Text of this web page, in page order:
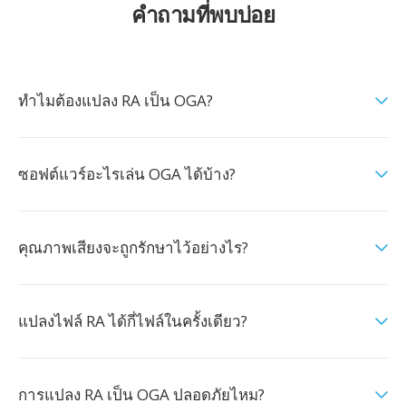
คำถามที่พบบ่อย
ทำไมต้องแปลง RA เป็น OGA?
ซอฟต์แวร์อะไรเล่น OGA ได้บ้าง?
คุณภาพเสียงจะถูกรักษาไว้อย่างไร?
แปลงไฟล์ RA ได้กี่ไฟล์ในครั้งเดียว?
การแปลง RA เป็น OGA ปลอดภัยไหม?